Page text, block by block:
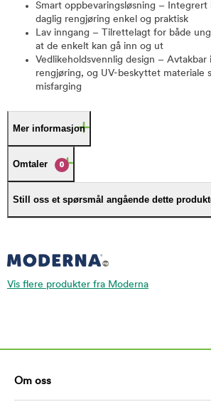
Smart oppbevaringsløsning –
daglig rengjøring enkel og praktisk
Lav inngang – Tilrettelagt for både
at de enkelt kan gå inn og ut
Vedlikeholdsvennlig design – Avtakbar
rengjøring, og UV-beskyttet materiale
misfarging
Mer informasjon
Omtaler 0
Still oss et spørsmål angående dette
Vis flere produkter fra Moderna
Om oss